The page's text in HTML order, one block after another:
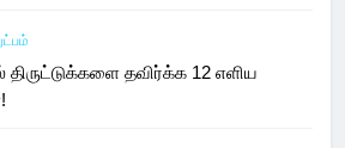
திருட்டுக்களை தவிர்க்க 12 எளிய